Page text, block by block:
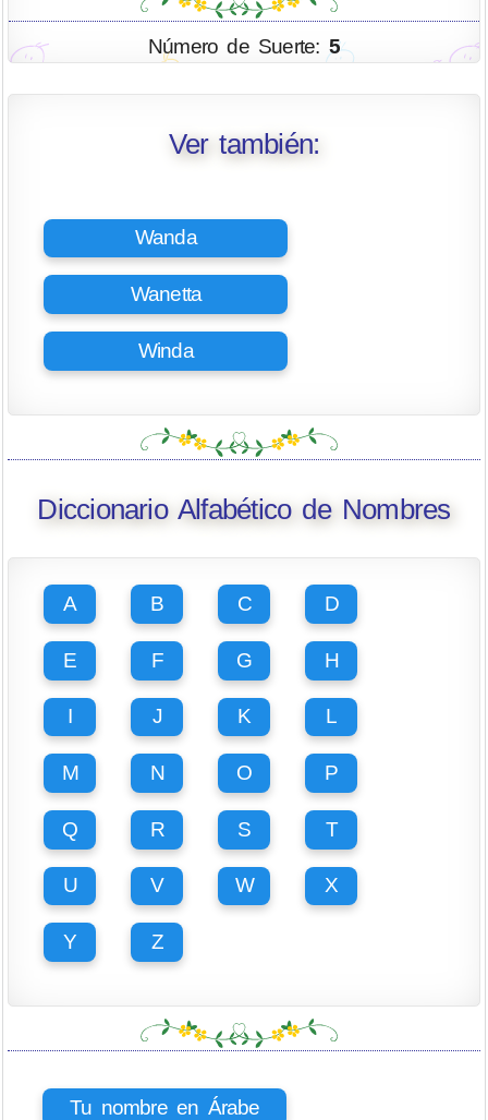
Número de Suerte: 5
Ver también:
Wanda
Wanetta
Winda
Diccionario Alfabético de Nombres
A B C D
E F G H
I J K L
M N O P
Q R S T
U V W X
Y Z
Tu nombre en Árabe